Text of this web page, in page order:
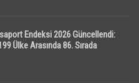
Endeksi 2026 Güncellendi:
Ülke Arasında 86. Sırada